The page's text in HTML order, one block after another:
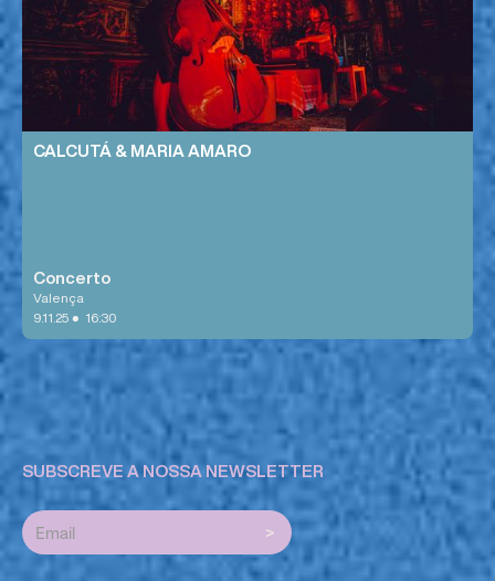
CALCUTÁ & MARIA AMARO
Concerto
Valença
9.11.25 • 16:30
SUBSCREVE A NOSSA NEWSLETTER